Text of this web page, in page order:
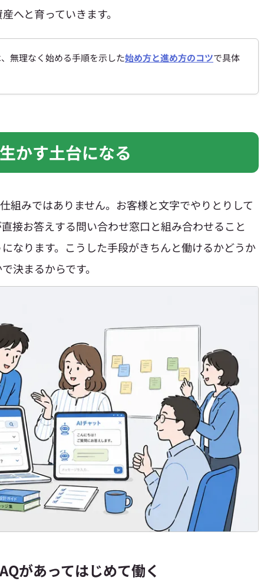
へと育っていきます。
無理なく始める手順を示した始め方と進め方のコツで具体
かす土台になる
組みではありません。お客様と文字でやりとりして
接お答えする問い合わせ窓口と組み合わせること
なります。こうした手段がきちんと働けるかどうか
決まるからです。
があってはじめて働く